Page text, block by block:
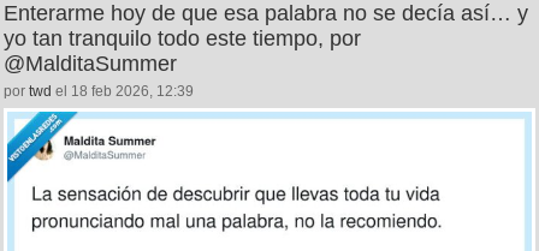
Enterarme hoy de que esa palabra no se decía así… y
yo tan tranquilo todo este tiempo, por
@MalditaSummer
por twd el 18 feb 2026, 12:39